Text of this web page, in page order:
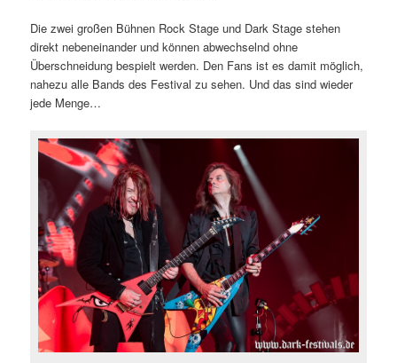
Die zwei großen Bühnen Rock Stage und Dark Stage stehen
direkt nebeneinander und können abwechselnd ohne
Überschneidung bespielt werden. Den Fans ist es damit möglich,
nahezu alle Bands des Festival zu sehen. Und das sind wieder
jede Menge…